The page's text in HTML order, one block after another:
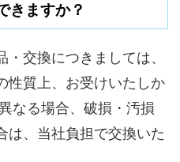
きますか？
交換につきましては、
性質上、お受けいたしか
なる場合、破損・汚損
は、当社負担で交換いた